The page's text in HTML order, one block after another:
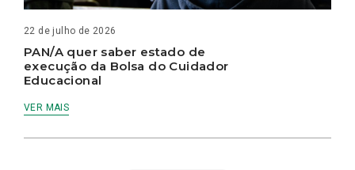
22 de julho de 2026
PAN/A quer saber estado de
execução da Bolsa do Cuidador
Educacional
VER MAIS